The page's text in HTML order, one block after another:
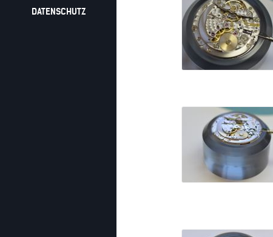
DATENSCHUTZ